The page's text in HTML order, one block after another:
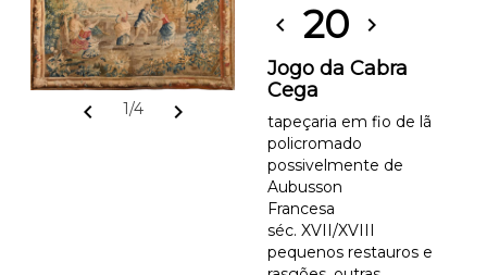
chevron_left 1/4 chevron_right
chevron_left 20 chevron_right
Jogo da Cabra
Cega
tapeçaria em fio de lã
policromado
possivelmente de
Aubusson
Francesa
séc. XVII/XVIII
pequenos restauros e